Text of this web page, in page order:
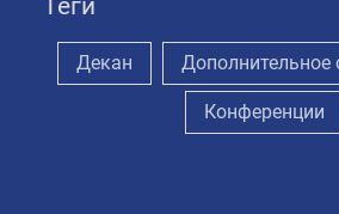
Декан Дополнительное
Конференции